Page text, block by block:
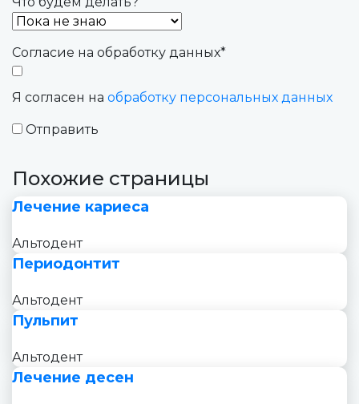
Согласие на обработку данных*
Я согласен на обработку персональных данных
Отправить
Похожие страницы
Лечение кариеса
Альтодент
Периодонтит
Альтодент
Пульпит
Альтодент
Лечение десен